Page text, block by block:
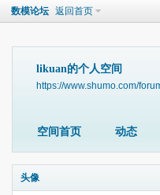
数模论坛 返回首页
likuan的个人空间
https://www.shumo.com/
空间首页 动态
头像